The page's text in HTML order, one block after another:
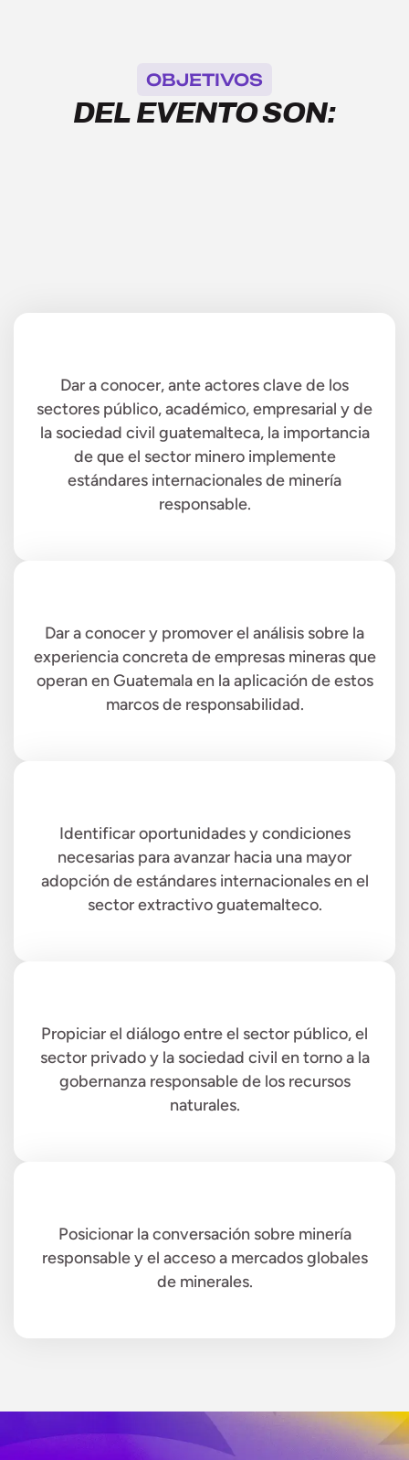
OBJETIVOS
DEL EVENTO SON:
Dar a conocer, ante actores clave de los
sectores público, académico, empresarial y de
la sociedad civil guatemalteca, la importancia
de que el sector minero implemente
estándares internacionales de minería
responsable.
Dar a conocer y promover el análisis sobre la
experiencia concreta de empresas mineras que
operan en Guatemala en la aplicación de estos
marcos de responsabilidad.
Identificar oportunidades y condiciones
necesarias para avanzar hacia una mayor
adopción de estándares internacionales en el
sector extractivo guatemalteco.
Propiciar el diálogo entre el sector público, el
sector privado y la sociedad civil en torno a la
gobernanza responsable de los recursos
naturales.
Posicionar la conversación sobre minería
responsable y el acceso a mercados globales
de minerales.